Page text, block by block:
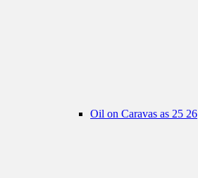
Oil on Caravas as 25 26